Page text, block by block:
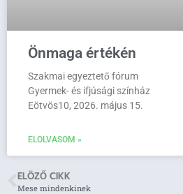
Önmaga értékén
Szakmai egyeztető fórum
Gyermek- és ifjúsági színház
Eötvös10, 2026. május 15.
ELOLVASOM »
ELÖZŐ CIKK
Mese mindenkinek